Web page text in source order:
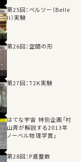
第25回：ベルツー（Belle
II）実験
第26回：空間の形
第27回：T2K実験
はてな宇宙 特別企画「村
山斉が解説する2013年
ノーベル物理学賞」
第28回：P進整数